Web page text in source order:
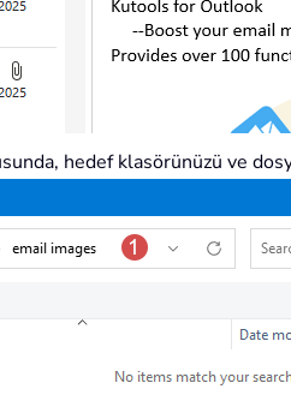
hedef klasörünüzü ve